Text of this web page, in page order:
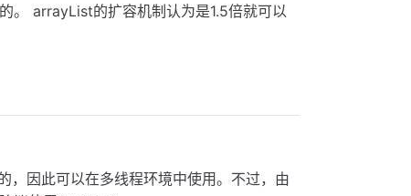
。 arrayList的扩容机制认为是1.5倍就可以
，因此可以在多线程环境中使用。不过，由